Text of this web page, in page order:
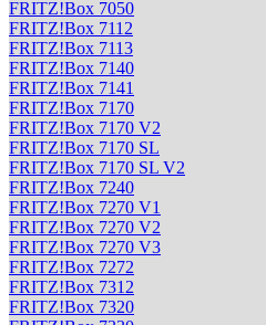
FRITZ!Box 7050
FRITZ!Box 7112
FRITZ!Box 7113
FRITZ!Box 7140
FRITZ!Box 7141
FRITZ!Box 7170
FRITZ!Box 7170 V2
FRITZ!Box 7170 SL
FRITZ!Box 7170 SL V2
FRITZ!Box 7240
FRITZ!Box 7270 V1
FRITZ!Box 7270 V2
FRITZ!Box 7270 V3
FRITZ!Box 7272
FRITZ!Box 7312
FRITZ!Box 7320